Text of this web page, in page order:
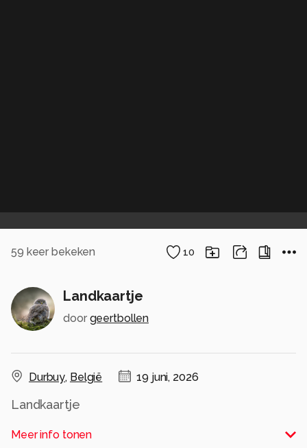
59 keer bekeken 10
Landkaartje
door geertbollen
Durbuy, België 19 juni, 2026
Landkaartje
Alle rechten voorbehouden
Meer info tonen